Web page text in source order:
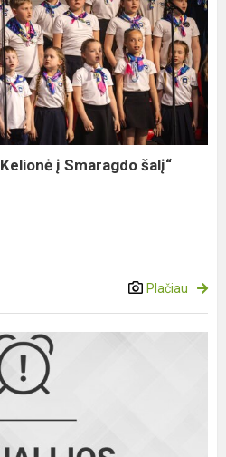
į Smaragdo šalį“
Plačiau